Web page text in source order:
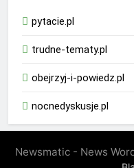
pytacie.pl
trudne-tematy.pl
obejrzyj-i-powiedz.pl
nocnedyskusje.pl
Newsmatic - News